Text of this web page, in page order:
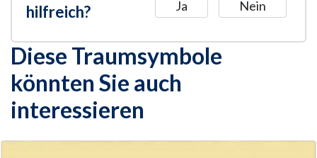
hilfreich?
Ja Nein
Diese Traumsymbole
könnten Sie auch
interessieren